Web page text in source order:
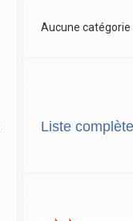
Aucune catégorie
Liste